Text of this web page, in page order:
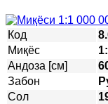
Код
Миқёс
Андоза [см]
Забон
Сол